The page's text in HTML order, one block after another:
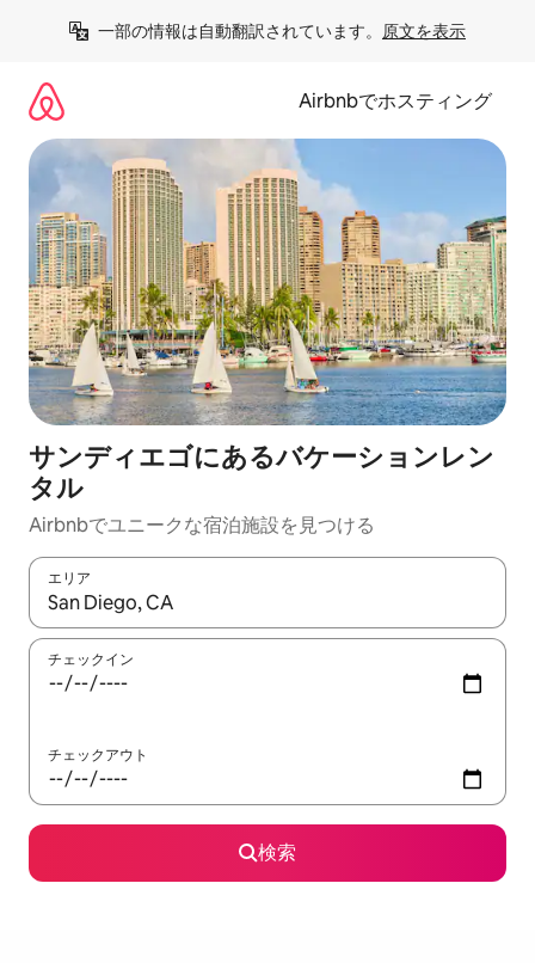
一部の情報は自動翻訳されています。 原文を表示
Airbnbでホスティング
サンディエゴにあるバケーションレン
タル
Airbnbでユニークな宿泊施設を見つける
エリア
検索結果が表示されたら、上下の矢印キーを使って移動するか
チェックイン
チェックアウト
検索